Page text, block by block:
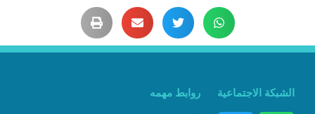
الشبكة الاجتماعية روابط مهمه